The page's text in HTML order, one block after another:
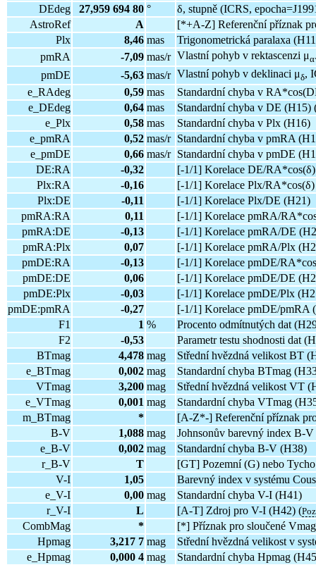
DEdeg
27,959 694 80 °
δ, stupně (ICRS,
AstroRef
A
[*+A-Z] Referenční příznak
Plx
8,46 mas
Trigonometrická paralaxa
pmRA
-7,09 mas/r Vlastní pohyb v rektascenzi μα
pmDE
-5,63 mas/r Vlastní pohyb v deklinaci μδ,
e_RAdeg
0,59 mas
Standardní chyba v
e_DEdeg
0,64 mas
Standardní chyba v DE (H15)
e_Plx
0,58 mas
Standardní chyba v Plx (H16)
e_pmRA
0,52 mas/r Standardní chyba v pmRA
e_pmDE
0,66 mas/r Standardní chyba v pmDE
DE:RA
-0,32
[-1/1] Korelace DE/
Plx:RA
-0,16
[-1/1] Korelace Plx/
Plx:DE
-0,11
[-1/1] Korelace Plx/DE (H21)
pmRA:RA
0,11
[-1/1] Korelace pmRA/
pmRA:DE
-0,13
[-1/1] Korelace pmRA/DE
pmRA:Plx
0,07
[-1/1] Korelace pmRA/Plx
pmDE:RA
-0,13
[-1/1] Korelace pmDE/
pmDE:DE
0,06
[-1/1] Korelace pmDE/DE
pmDE:Plx
-0,03
[-1/1] Korelace pmDE/Plx
pmDE:pmRA
-0,27
[-1/1] Korelace pmDE/pmRA
F1
1 %
Procento odmítnutých dat
F2
-0,53
Parametr testu shodnosti dat
BTmag
4,478 mag
Střední hvězdná velikost BT
e_BTmag
0,002 mag
Standardní chyba BTmag
VTmag
3,200 mag
Střední hvězdná velikost VT
e_VTmag
0,001 mag
Standardní chyba VTmag
m_BTmag
*
[A-Z*-] Referenční příznak
B-V
1,088 mag
Johnsonův barevný index B-
e_B-V
0,002 mag
Standardní chyba B-V (H38)
r_B-V
T
[GT] Pozemní (G) nebo
V-I
1,05
Barevný index v systému
e_V-I
0,00 mag
Standardní chyba V-I (H41)
r_V-I
L [A-T] Zdroj pro V-I (H42) (
CombMag *
[*] Příznak pro sloučené
Hpmag
3,217 7 mag
Střední hvězdná velikost v
e_Hpmag
0,000 4 mag
Standardní chyba Hpmag